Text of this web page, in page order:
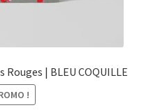
| BLEU COQUILLE
!